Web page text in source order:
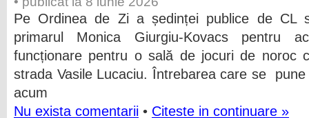
Pe Ordinea de Zi a ședinței publice de CL
primarul Monica Giurgiu-Kovacs pentru
funcționare pentru o sală de jocuri de noroc
strada Vasile Lucaciu. Întrebarea care se
acum
Nu exista comentarii • Citeste in continuare »